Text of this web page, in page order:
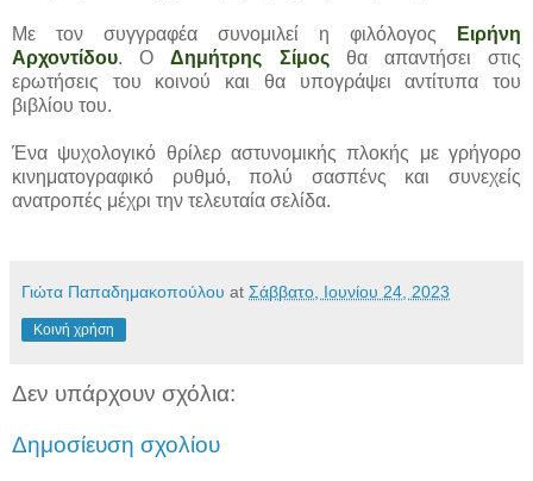
Με τον συγγραφέα συνομιλεί η φιλόλογος
Ειρήνη
Αρχοντίδου. ΟΔημήτρης Σίμοςθα απαντήσει στις
ερωτήσεις του κοινού και θα υπογράψει αντίτυπα του
βιβλίου του.
Ένα ψυχολογικό θρίλερ αστυνομικής πλοκής με γρήγορο
κινηματογραφικό ρυθμό, πολύ σασπένς και συνεχείς
ανατροπές μέχρι την τελευταία σελίδα.
Γιώτα Παπαδημακοπούλου at Σάββατο, Ιουνίου 24, 2023
Κοινή χρήση
Δεν υπάρχουν σχόλια:
Δημοσίευση σχολίου